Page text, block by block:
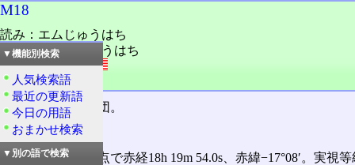
M18
読み：エムじゅうはち
読み：メシエじゅうはち
外語：M18
品詞：固有名詞
いて座 の散開星団。
別名NGC 6613。
位置は2000年分点で赤経18h 19m 54.0s、赤緯−17°08′。実視
▼機能別検索
人気検索語
最近の更新語
今日の用語
おまかせ検索
▼別の語で検索